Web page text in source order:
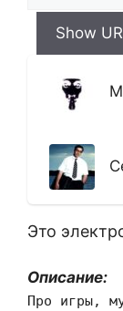
Show
Это
Описание:
Про игры,